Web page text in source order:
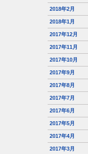
2018年2月
2018年1月
2017年12月
2017年11月
2017年10月
2017年9月
2017年8月
2017年7月
2017年6月
2017年5月
2017年4月
2017年3月